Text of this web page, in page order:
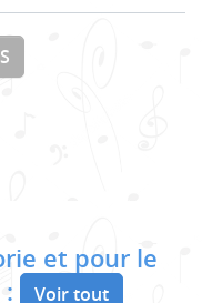
et pour le
Voir tout